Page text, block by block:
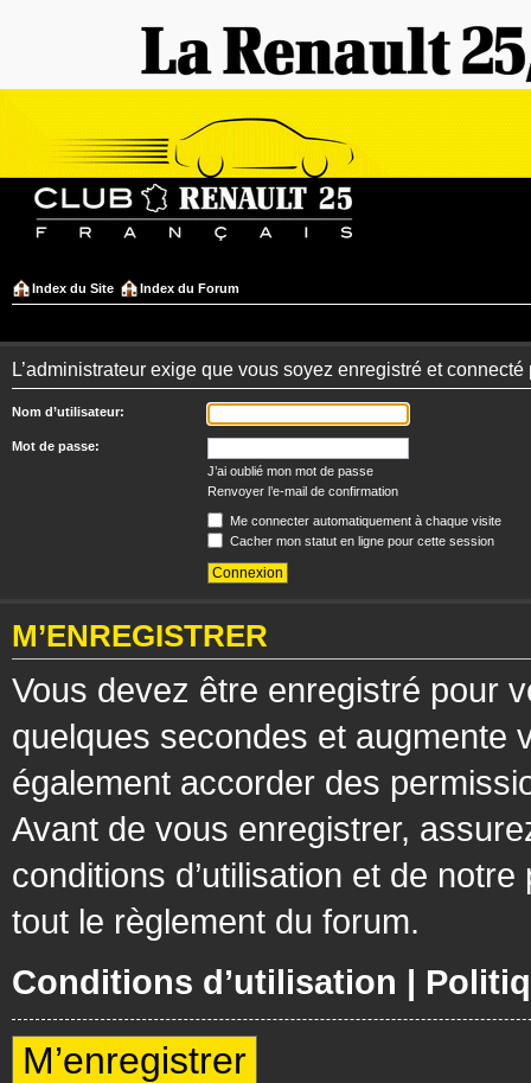
Index du Site Index du Forum
L’administrateur exige que vous soyez enregistré et
Nom d’utilisateur:
Mot de passe:
J’ai oublié mon mot de passe
Renvoyer l’e-mail de confirmation
Me connecter automatiquement à chaque visite
Cacher mon statut en ligne pour cette session
M’ENREGISTRER
Vous devez être enregistré pour
quelques secondes et augmente
également accorder des
Avant de vous enregistrer,
conditions d’utilisation et de
tout le règlement du forum.
Conditions d’utilisation |
M’enregistrer